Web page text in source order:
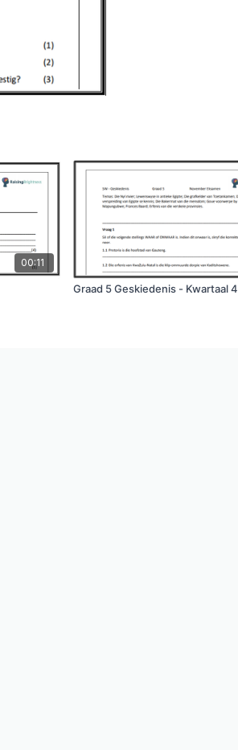
00:11
Graad 5 Geskiedenis - Kwartaal 4